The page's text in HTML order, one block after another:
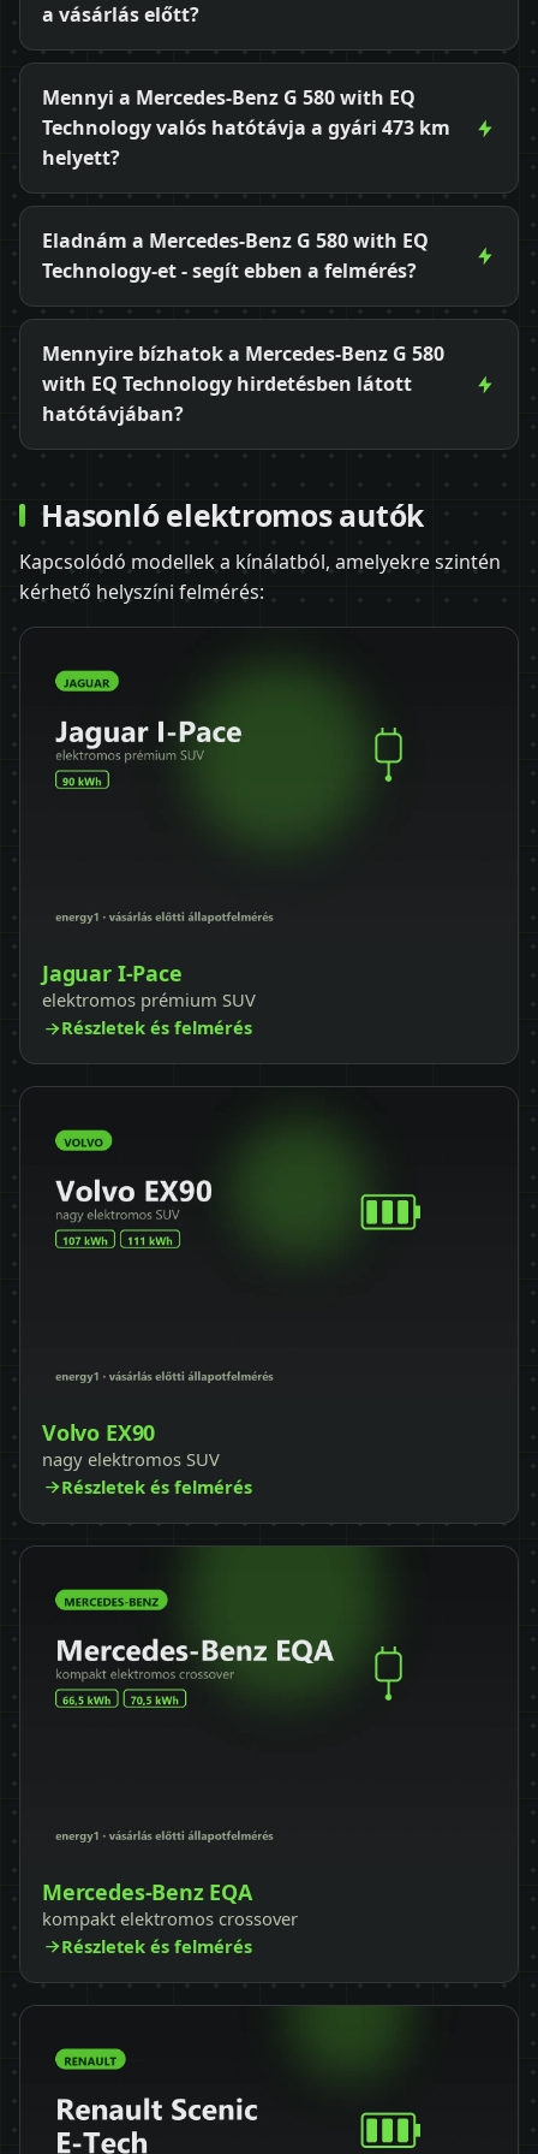
a vásárlás előtt?
Mennyi a Mercedes-Benz G 580 with EQ
Technology valós hatótávja a gyári 473 km
helyett?
Eladnám a Mercedes-Benz G 580 with EQ
Technology-et - segít ebben a felmérés?
Mennyire bízhatok a Mercedes-Benz G 580
with EQ Technology hirdetésben látott
hatótávjában?
Hasonló elektromos autók
Kapcsolódó modellek a kínálatból, amelyekre szintén
kérhető helyszíni felmérés:
Jaguar I-Pace
elektromos prémium SUV
Részletek és felmérés
Volvo EX90
nagy elektromos SUV
Részletek és felmérés
Mercedes-Benz EQA
kompakt elektromos crossover
Részletek és felmérés